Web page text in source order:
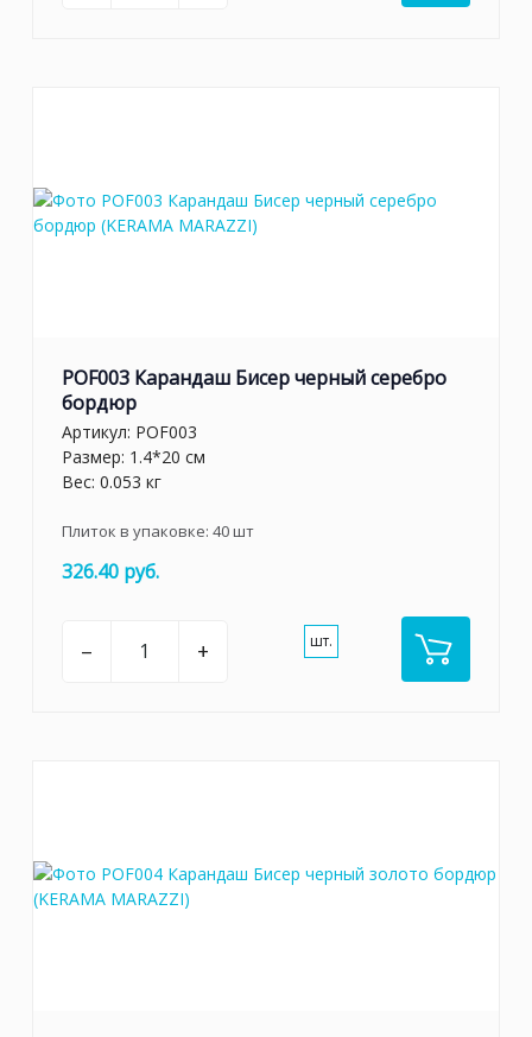
POF003 Карандаш Бисер черный серебро
бордюр
Артикул: POF003
Размер: 1.4*20 см
Вес: 0.053 кг
Плиток в упаковке: 40шт
326.40 руб.
– + шт.